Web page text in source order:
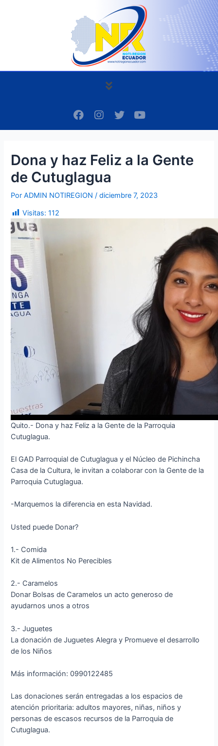
Menú
F
a
c
o
k
I
n
s
g
a
m
T
w
i
e
Y
o
u
b
Dona y haz Feliz a la Gente
de Cutuglagua
PorADMIN NOTIREGION/diciembre 7, 2023
Visitas: 112
Quito.- Dona y haz Feliz a la Gente de la Parroquia
Cutuglagua.
El GAD Parroquial de Cutuglagua y el Núcleo de Pichincha
Casa de la Cultura, le invitan a colaborar con la Gente de la
Parroquia Cutuglagua.
-Marquemos la diferencia en esta Navidad.
Usted puede Donar?
1.- Comida
Kit de Alimentos No Perecibles
2.- Caramelos
Donar Bolsas de Caramelos un acto generoso de
ayudarnos unos a otros
3.- Juguetes
La donación de Juguetes Alegra y Promueve el desarrollo
de los Niños
Más información: 0990122485
Las donaciones serán entregadas a los espacios de
atención prioritaria: adultos mayores, niñas, niños y
personas de escasos recursos de la Parroquia de
Cutuglagua.